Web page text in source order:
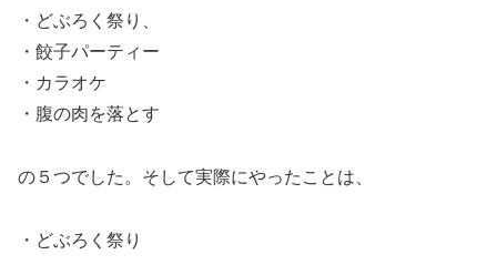
・どぶろく祭り、
・餃子パーティー
・カラオケ
・腹の肉を落とす
の５つでした。そして実際にやったことは、
・どぶろく祭り